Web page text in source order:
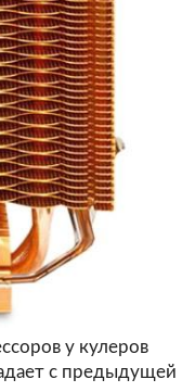
у кулеров
с предыдущей